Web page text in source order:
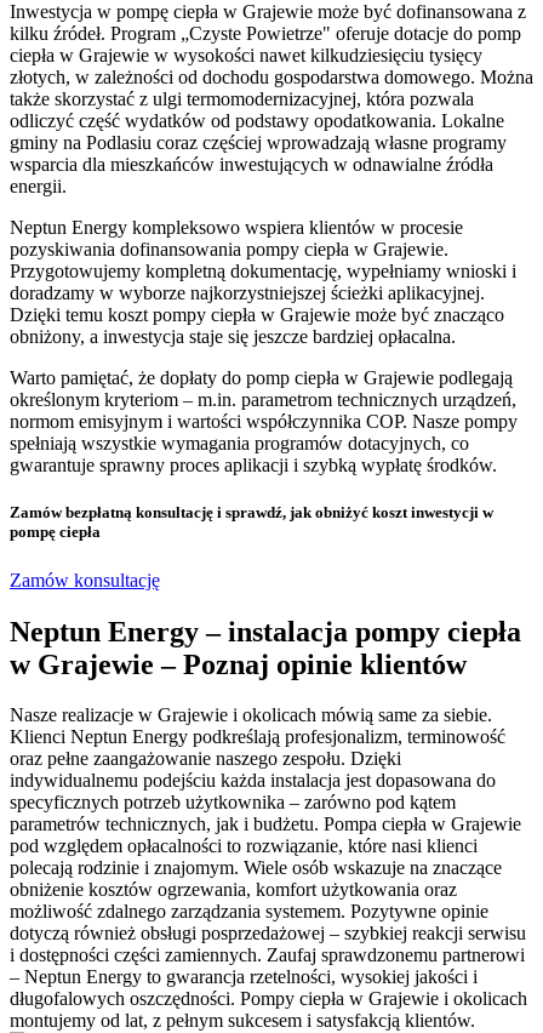
Inwestycja w pompę ciepła w Grajewie może być dofinansowana z
kilku źródeł. Program „Czyste Powietrze" oferuje dotacje do pomp
ciepła w Grajewie w wysokości nawet kilkudziesięciu tysięcy
złotych, w zależności od dochodu gospodarstwa domowego. Można
także skorzystać z ulgi termomodernizacyjnej, która pozwala
odliczyć część wydatków od podstawy opodatkowania. Lokalne
gminy na Podlasiu coraz częściej wprowadzają własne programy
wsparcia dla mieszkańców inwestujących w odnawialne źródła
energii.
Neptun Energy kompleksowo wspiera klientów w procesie
pozyskiwania dofinansowania pompy ciepła w Grajewie.
Przygotowujemy kompletną dokumentację, wypełniamy wnioski i
doradzamy w wyborze najkorzystniejszej ścieżki aplikacyjnej.
Dzięki temu koszt pompy ciepła w Grajewie może być znacząco
obniżony, a inwestycja staje się jeszcze bardziej opłacalna.
Warto pamiętać, że dopłaty do pomp ciepła w Grajewie podlegają
określonym kryteriom – m.in. parametrom technicznych urządzeń,
normom emisyjnym i wartości współczynnika COP. Nasze pompy
spełniają wszystkie wymagania programów dotacyjnych, co
gwarantuje sprawny proces aplikacji i szybką wypłatę środków.
Zamów bezpłatną konsultację i sprawdź, jak obniżyć koszt inwestycji w
pompę ciepła
Zamów konsultację
Neptun Energy – instalacja pompy ciepła
w Grajewie – Poznaj opinie klientów
Nasze realizacje w Grajewie i okolicach mówią same za siebie.
Klienci Neptun Energy podkreślają profesjonalizm, terminowość
oraz pełne zaangażowanie naszego zespołu. Dzięki
indywidualnemu podejściu każda instalacja jest dopasowana do
specyficznych potrzeb użytkownika – zarówno pod kątem
parametrów technicznych, jak i budżetu. Pompa ciepła w Grajewie
pod względem opłacalności to rozwiązanie, które nasi klienci
polecają rodzinie i znajomym. Wiele osób wskazuje na znaczące
obniżenie kosztów ogrzewania, komfort użytkowania oraz
możliwość zdalnego zarządzania systemem. Pozytywne opinie
dotyczą również obsługi posprzedażowej – szybkiej reakcji serwisu
i dostępności części zamiennych. Zaufaj sprawdzonemu partnerowi
– Neptun Energy to gwarancja rzetelności, wysokiej jakości i
długofalowych oszczędności. Pompy ciepła w Grajewie i okolicach
montujemy od lat, z pełnym sukcesem i satysfakcją klientów.